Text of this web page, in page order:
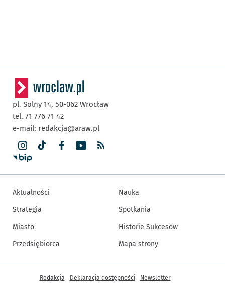
pl. Solny 14, 50-062 Wrocław
tel. 71 776 71 42
e-mail: redakcja@araw.pl
Aktualności
Strategia
Miasto
Przedsiębiorca
Nauka
Spotkania
Historie Sukcesów
Mapa strony
Inne informacje
Redakcja Deklaracja dostępności Newsletter